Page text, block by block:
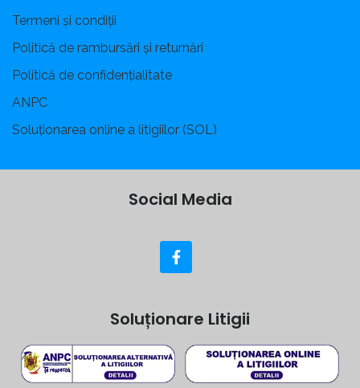
Termeni și condiții
Politică de rambursări și returnări
Politică de confidențialitate
ANPC
Soluționarea online a litigiilor (SOL)
Social Media
Soluționare Litigii